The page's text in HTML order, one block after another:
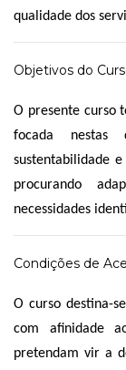
qualidade dos
Objetivos do
O presente curso
focada
sustentabilidade
procurando
necessidades
Condições de
O curso destina-
com afinidade
pretendam vir a